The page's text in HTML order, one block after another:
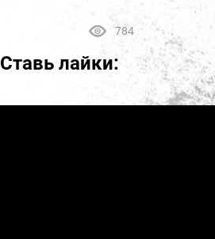
784
Ставь лайки: